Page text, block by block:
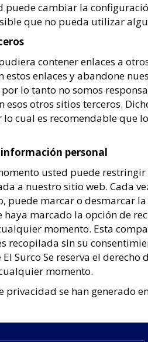
puede cambiar la
que no pueda utilizar
contener enlaces a
estos enlaces y abandone
lo tanto no somos
esos otros sitios terceros.
cual es recomendable que
personal
usted puede
a nuestro sitio web. Cada
puede marcar o desmarcar
haya marcado la opción de
momento. Esta
recopilada sin su
Surco Se reserva el
momento.
privacidad se han generado